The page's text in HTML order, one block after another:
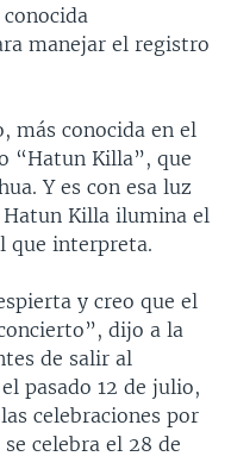
manejar el registro
más conocida en el
“Hatun Killa”, que
Y es con esa luz
Hatun Killa ilumina el
que interpreta.
y creo que el
dijo a la
de salir al
pasado 12 de julio,
celebraciones por
celebra el 28 de